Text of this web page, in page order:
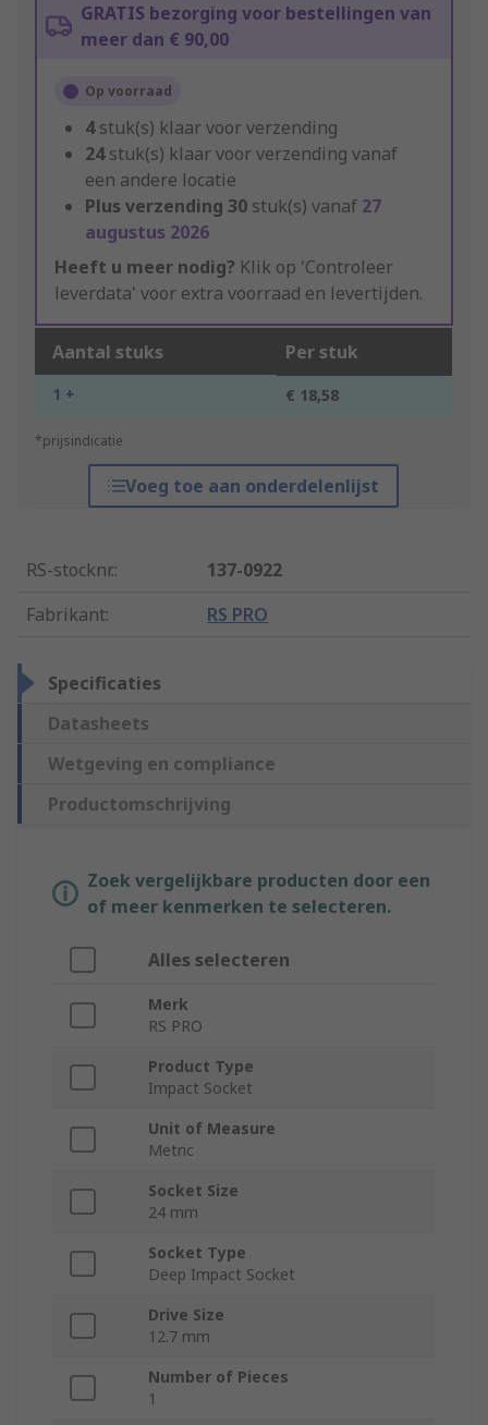
GRATIS bezorging voor bestellingen van
meer dan € 90,00
Op voorraad
4stuk(s) klaar voor verzending
24stuk(s) klaar voor verzending vanaf
een andere locatie
Plus verzending 30 stuk(s) vanaf 27
augustus 2026
Heeft u meer nodig? Klik op 'Controleer
leverdata' voor extra voorraad en levertijden.
Aantal stuks Per stuk
1 + € 18,58
*prijsindicatie
Voeg toe aan onderdelenlijst
RS-stocknr.:
137-0922
Fabrikant: RS PRO
Specificaties
Datasheets
Wetgeving en compliance
Productomschrijving
Zoek vergelijkbare producten door een
of meer kenmerken te selecteren.
Alles selecteren
Merk
RS PRO
Product Type
Impact Socket
Unit of Measure
Metric
Socket Size
24 mm
Socket Type
Deep Impact Socket
Drive Size
12.7 mm
Number of Pieces
1